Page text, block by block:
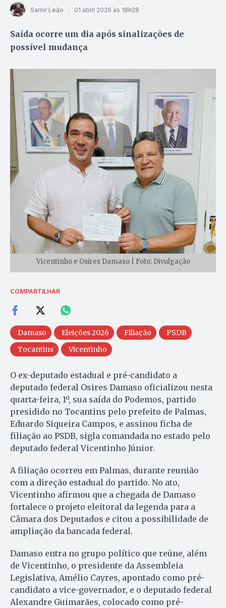
Samir Leão 01 abril 2026 às 18h28
Saída ocorre um dia após sinalizações de
possível mudança
Vicentinho e Osires Damaso | Foto: Divulgação
COMPARTILHAR
Damaso Eleições 2026 Filiação
PSDB
Tocantins
Vicentinho
O ex-deputado estadual e pré-candidato a
deputado federal Osires Damaso oficializou nesta
quarta-feira, 1º, sua saída do Podemos, partido
presidido no Tocantins pelo prefeito de Palmas,
Eduardo Siqueira Campos, e assinou ficha de
filiação ao PSDB, sigla comandada no estado pelo
deputado federal Vicentinho Júnior.
A filiação ocorreu em Palmas, durante reunião
com a direção estadual do partido. No ato,
Vicentinho afirmou que a chegada de Damaso
fortalece o projeto eleitoral da legenda para a
Câmara dos Deputados e citou a possibilidade de
ampliação da bancada federal.
Damaso entra no grupo político que reúne, além
de Vicentinho, o presidente da Assembleia
Legislativa, Amélio Cayres, apontado como pré-
candidato a vice-governador, e o deputado federal
Alexandre Guimarães, colocado como pré-